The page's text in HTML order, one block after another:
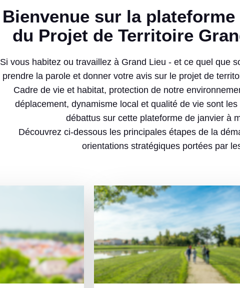
Bienvenue sur la plateforme participative
du Projet de Territoire
Si vous habitez ou travaillez à Grand Lieu - et ce quel que
prendre la parole et donner votre avis sur le projet de
Cadre de vie et habitat, protection de notre
déplacement, dynamisme local et qualité de vie sont
débattus sur cette plateforme de janvier à
Découvrez ci-dessous les principales étapes de la
orientations stratégiques portées par